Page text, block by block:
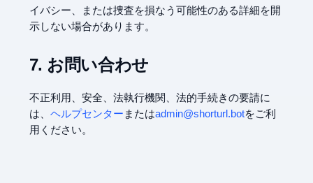
イバシー、または捜査を損なう可能性のある詳細を開
示しない場合があります。
7. お問い合わせ
不正利用、安全、法執行機関、法的手続きの要請に
は、 ヘルプセンター またはadmin@shorturl.botをご利
用ください。